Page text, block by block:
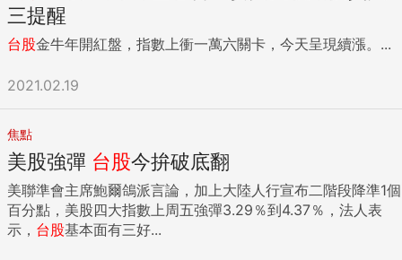
三提醒
台股金牛年開紅盤，指數上衝一萬六關卡，今天呈現續漲。...
2021.02.19
焦點
美股強彈 台股今拚破底翻
美聯準會主席鮑爾鴿派言論，加上大陸人行宣布二階段降準1個
百分點，美股四大指數上周五強彈3.29％到4.37％，法人表
示， 台股基本面有三好...